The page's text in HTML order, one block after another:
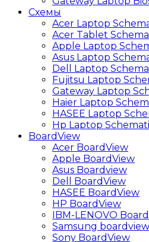
Схемы
Acer Laptop
Acer Tablet
Apple Laptop
Asus Laptop
Dell Laptop
Fujitsu Laptop
Gateway Laptop
Haier Laptop
HASEE Laptop
Hp Laptop
BoardView
Acer BoardView
Apple BoardView
Asus Boardview
Dell BoardView
HASEE BoardView
HP BoardView
IBM-LENOVO
Samsung boardview
Sony BoardView